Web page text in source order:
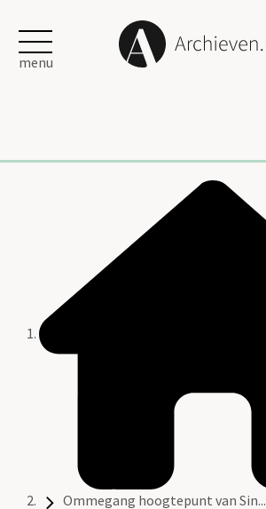
menu
Ommegang hoogtepunt van Sin...